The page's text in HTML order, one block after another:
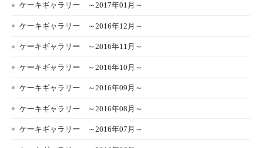
ケーキギャラリー ～2017年01月～
ケーキギャラリー ～2016年12月～
ケーキギャラリー ～2016年11月～
ケーキギャラリー ～2016年10月～
ケーキギャラリー ～2016年09月～
ケーキギャラリー ～2016年08月～
ケーキギャラリー ～2016年07月～